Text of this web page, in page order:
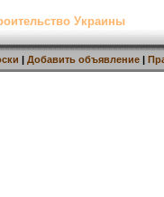
Украины
| Добавить объявление |